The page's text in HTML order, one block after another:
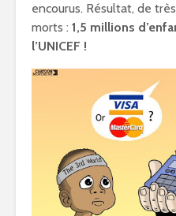
encourus. Résultat, de
morts : 1,5 millions
l’UNICEF !